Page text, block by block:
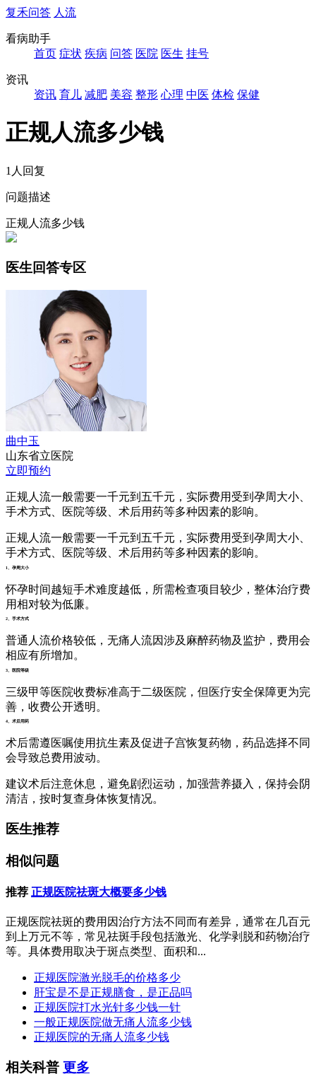
复禾问答 人流
看病助手
首页 症状 疾病 问答 医院 医生 挂号
资讯
资讯 育儿 减肥 美容 整形 心理 中医 体检 保健
正规人流多少钱
1人回复
问题描述
正规人流多少钱
医生回答专区
曲中玉
山东省立医院
立即预约
正规人流一般需要一千元到五千元，实际费用受到孕周大小、
手术方式、医院等级、术后用药等多种因素的影响。
正规人流一般需要一千元到五千元，实际费用受到孕周大小、
手术方式、医院等级、术后用药等多种因素的影响。
1、孕周大小
怀孕时间越短手术难度越低，所需检查项目较少，整体治疗费
用相对较为低廉。
2、手术方式
普通人流价格较低，无痛人流因涉及麻醉药物及监护，费用会
相应有所增加。
3、医院等级
三级甲等医院收费标准高于二级医院，但医疗安全保障更为完
善，收费公开透明。
4、术后用药
术后需遵医嘱使用抗生素及促进子宫恢复药物，药品选择不同
会导致总费用波动。
建议术后注意休息，避免剧烈运动，加强营养摄入，保持会阴
清洁，按时复查身体恢复情况。
医生推荐
相似问题
推荐 正规医院祛斑大概要多少钱
正规医院祛斑的费用因治疗方法不同而有差异，通常在几百元
到上万元不等，常见祛斑手段包括激光、化学剥脱和药物治疗
等。具体费用取决于斑点类型、面积和...
正规医院激光脱毛的价格多少
肝宝是不是正规膳食，是正品吗
正规医院打水光针多少钱一针
一般正规医院做无痛人流多少钱
正规医院的无痛人流多少钱
相关科普 更多